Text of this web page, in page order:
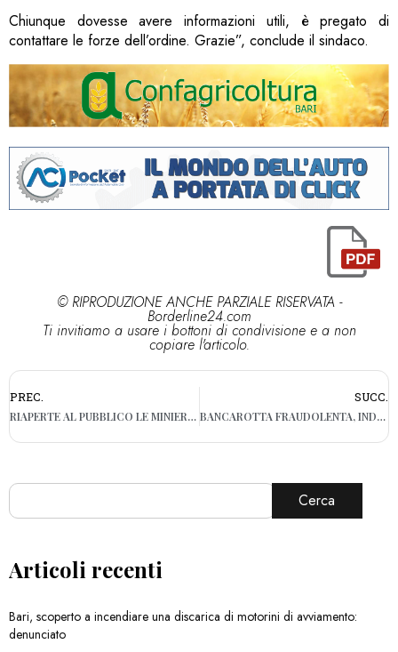
Chiunque dovesse avere informazioni utili, è pregato di
contattare le forze dell’ordine. Grazie”, conclude il sindaco.
© RIPRODUZIONE ANCHE PARZIALE RISERVATA -
Borderline24.com
Ti invitiamo a usare i bottoni di condivisione e a non
copiare l'articolo.
PREC.
RIAPERTE AL PUBBLICO LE MINIERE DI BAUXITE SULLA MURGIA: “NUOVA VITA”
SUCC.
BANCAROTTA FRAUDOLENTA, INDAGINI FINANZA SU SOCIETÀ DI MAZZITELLI
Cerca
Articoli recenti
Bari, scoperto a incendiare una discarica di motorini di avviamento:
denunciato